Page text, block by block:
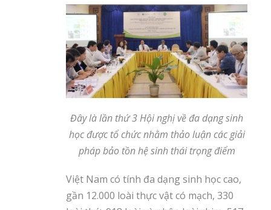
Đây là lần thứ 3 Hội nghị về đa dạng sinh
học được tổ chức nhằm thảo luận các giải
pháp bảo tồn hệ sinh thái trọng điểm
Việt Nam có tính đa dạng sinh học cao,
gần 12.000 loài thực vật có mạch, 330